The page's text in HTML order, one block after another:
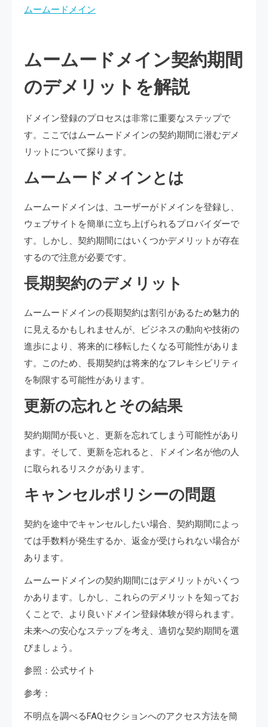
ムームードメイン
ムームードメイン契約期間
のデメリットを解説
ドメイン登録のプロセスは非常に重要なステップで
す。ここではムームードメインの契約期間に潜むデメ
リットについて探ります。
ムームードメインとは
ムームードメインは、ユーザーがドメインを登録し、
ウェブサイトを簡単に立ち上げられるプロバイダーで
す。しかし、契約期間にはいくつかデメリットが存在
するので注意が必要です。
長期契約のデメリット
ムームードメインの長期契約は割引があるため魅力的
に見えるかもしれませんが、ビジネスの動向や技術の
進歩により、将来的に移転したくなる可能性がありま
す。このため、長期契約は将来的なフレキシビリティ
を制限する可能性があります。
更新の忘れとその結果
契約期間が長いと、更新を忘れてしまう可能性があり
ます。そして、更新を忘れると、ドメイン名が他の人
に取られるリスクがあります。
キャンセルポリシーの問題
契約を途中でキャンセルしたい場合、契約期間によっ
ては手数料が発生するか、返金が受けられない場合が
あります。
ムームードメインの契約期間にはデメリットがいくつ
かあります。しかし、これらのデメリットを知ってお
くことで、より良いドメイン登録体験が得られます。
未来への安心なステップを考え、適切な契約期間を選
びましょう。
参照：公式サイト
参考：
不明点を調べるFAQセクションへのアクセス方法を簡